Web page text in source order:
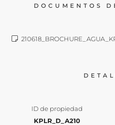
DOCUMENTOS
ID de propiedad
KPLR_D_A210